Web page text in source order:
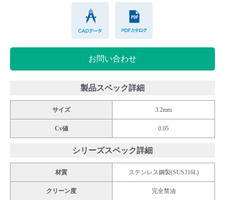
バルブと継手のきほん
会社情報
Corporate Blog
採用情報
お問い合わせ
製品スペック詳細
サイズ 3.2mm
Cv値 0.05
シリーズスペック詳細
材質 ステンレス鋼製(SUS316L)
クリーン度 完全禁油